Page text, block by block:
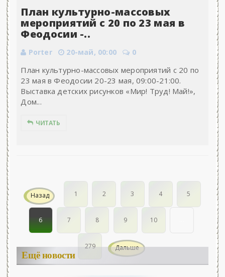
План культурно-массовых
мероприятий с 20 по 23 мая в
Феодосии -..
Porter 20-май, 00:00 0
План культурно-массовых мероприятий с 20 по
23 мая в Феодосии 20-23 мая, 09:00-21:00.
Выставка детских рисунков «Мир! Труд! Май!»,
Дом...
ЧИТАТЬ
Назад 1 2 3 4 5
6 7 8 9 10
279 Дальше
Ещё новости